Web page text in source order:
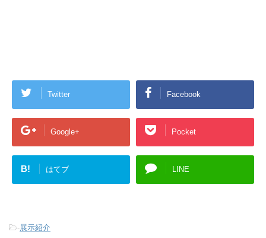
Twitter Facebook
Google+ Pocket
B! はてブ LINE
-展示紹介